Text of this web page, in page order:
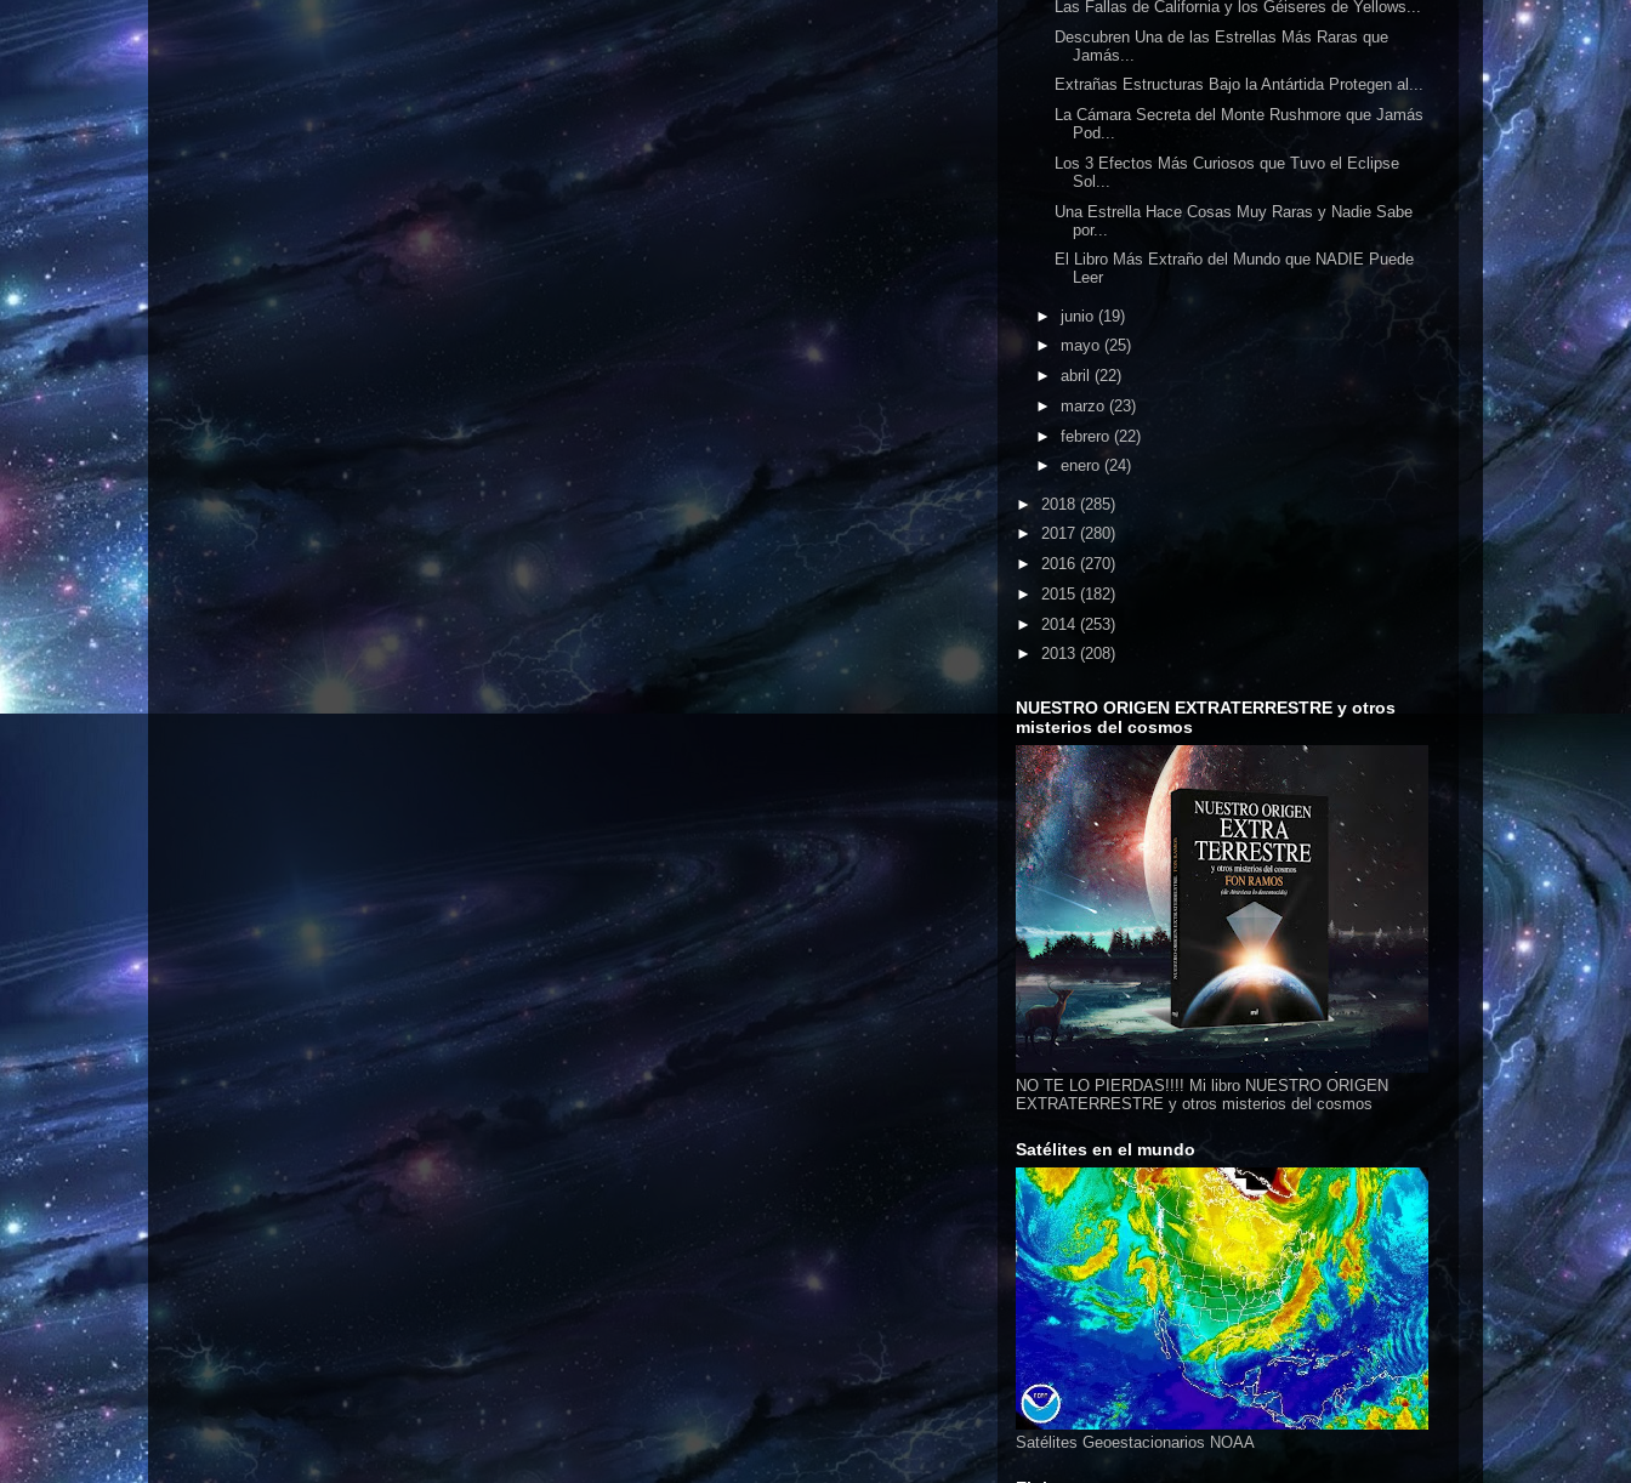
Las Fallas de California y los Géiseres de Yellows...
Descubren Una de las Estrellas Más Raras que
Jamás...
Extrañas Estructuras Bajo la Antártida Protegen al...
La Cámara Secreta del Monte Rushmore que Jamás
Pod...
Los 3 Efectos Más Curiosos que Tuvo el Eclipse
Sol...
Una Estrella Hace Cosas Muy Raras y Nadie Sabe
por...
El Libro Más Extraño del Mundo que NADIE Puede
Leer
► junio (19)
► mayo (25)
► abril (22)
► marzo (23)
► febrero (22)
► enero (24)
► 2018 (285)
► 2017 (280)
► 2016 (270)
► 2015 (182)
► 2014 (253)
► 2013 (208)
NUESTRO ORIGEN EXTRATERRESTRE y otros
misterios del cosmos
NO TE LO PIERDAS!!!! Mi libro NUESTRO ORIGEN
EXTRATERRESTRE y otros misterios del cosmos
Satélites en el mundo
Satélites Geoestacionarios NOAA